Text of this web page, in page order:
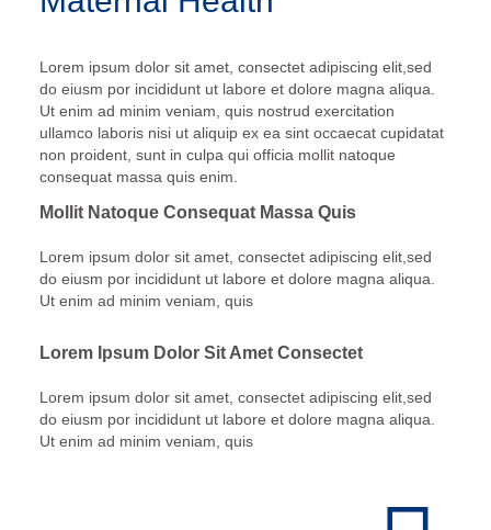
Lorem ipsum dolor sit amet, consectet adipiscing elit,sed
do eiusm por incididunt ut labore et dolore magna aliqua.
Ut enim ad minim veniam, quis nostrud exercitation
ullamco laboris nisi ut aliquip ex ea sint occaecat cupidatat
non proident, sunt in culpa qui officia mollit natoque
consequat massa quis enim.
Mollit Natoque Consequat Massa Quis
Lorem ipsum dolor sit amet, consectet adipiscing elit,sed
do eiusm por incididunt ut labore et dolore magna aliqua.
Ut enim ad minim veniam, quis
Lorem Ipsum Dolor Sit Amet Consectet
Lorem ipsum dolor sit amet, consectet adipiscing elit,sed
do eiusm por incididunt ut labore et dolore magna aliqua.
Ut enim ad minim veniam, quis